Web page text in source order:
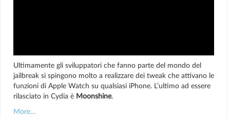
Ultimamente gli sviluppatori che fanno parte del mondo del
jailbreak si spingono molto a realizzare dei tweak che attivano le
funzioni di Apple Watch su qualsiasi iPhone. L’ultimo ad essere
rilasciato in Cydia è Moonshine.
More…